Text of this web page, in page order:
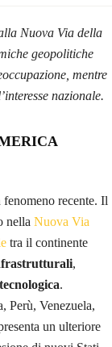
Nuova Via della
geopolitiche
mentre
nazionale.
recente. Il
nella Nuova Via
tra il continente
,
.
Perù, Venezuela,
un ulteriore